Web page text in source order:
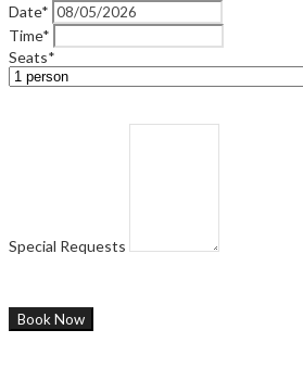
Date*
Time*
Seats*
Special Requests